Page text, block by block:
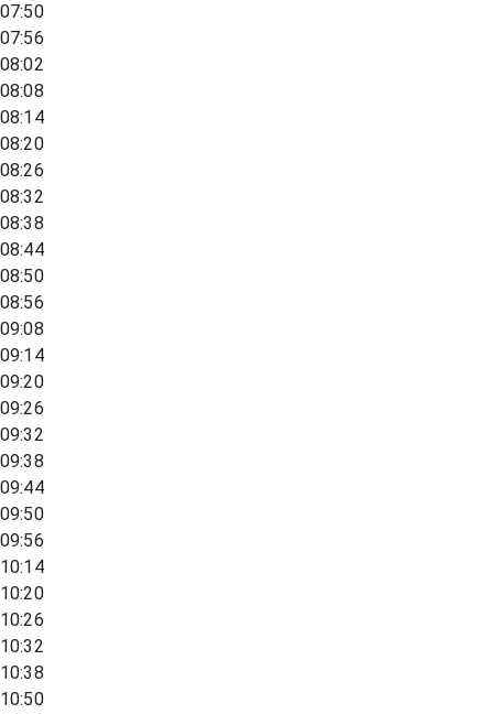
07:50
07:56
08:02
08:08
08:14
08:20
08:26
08:32
08:38
08:44
08:50
08:56
09:08
09:14
09:20
09:26
09:32
09:38
09:44
09:50
09:56
10:14
10:20
10:26
10:32
10:38
10:50